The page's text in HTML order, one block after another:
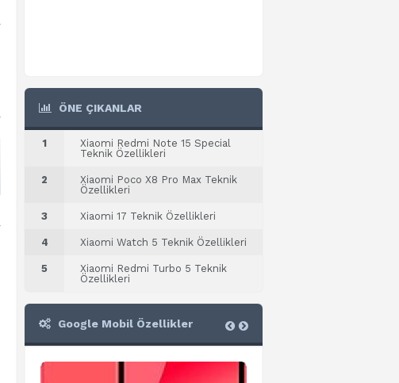
ÖNE ÇIKANLAR
1
Xiaomi Redmi Note 15 Special
Teknik Özellikleri
2
Xiaomi Poco X8 Pro Max Teknik
Özellikleri
3 Xiaomi 17 Teknik Özellikleri
4 Xiaomi Watch 5 Teknik Özellikleri
5
Xiaomi Redmi Turbo 5 Teknik
Özellikleri
Google Mobil Özellikler